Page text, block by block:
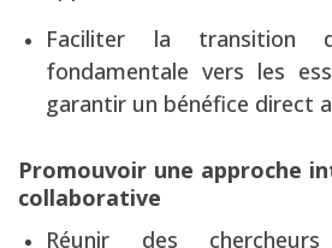
Faciliter la transition
fondamentale vers les
garantir un bénéfice direct
Promouvoir une approche
collaborative
Réunir des